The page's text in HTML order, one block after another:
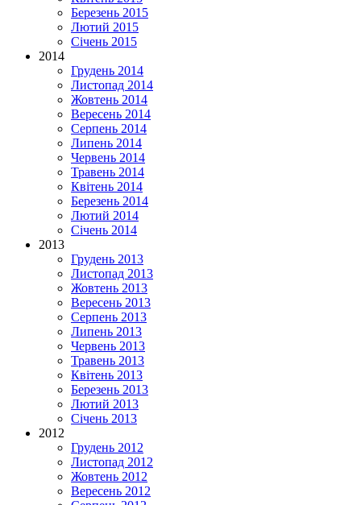
Березень 2015
Лютий 2015
Січень 2015
2014
Грудень 2014
Листопад 2014
Жовтень 2014
Вересень 2014
Серпень 2014
Липень 2014
Червень 2014
Травень 2014
Квітень 2014
Березень 2014
Лютий 2014
Січень 2014
2013
Грудень 2013
Листопад 2013
Жовтень 2013
Вересень 2013
Серпень 2013
Липень 2013
Червень 2013
Травень 2013
Квітень 2013
Березень 2013
Лютий 2013
Січень 2013
2012
Грудень 2012
Листопад 2012
Жовтень 2012
Вересень 2012